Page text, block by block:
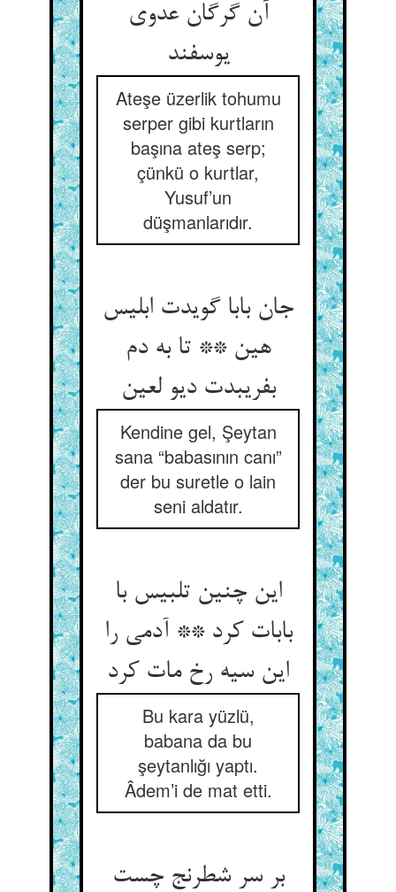
آن گرگان عدوی
یوسفند
Ateşe üzerlik tohumu
serper gibi kurtların
başına ateş serp;
çünkü o kurtlar,
Yusuf’un
düşmanlarıdır.
جان بابا گویدت ابلیس
هین ** تا به دم
بفریبدت دیو لعین‏
Kendine gel, Şeytan
sana “babasının canı”
der bu suretle o lain
seni aldatır.
این چنین تلبیس با
بابات کرد ** آدمی را
این سیه رخ مات کرد
Bu kara yüzlü,
babana da bu
şeytanlığı yaptı.
Âdem’i de mat etti.
بر سر شطرنج چست